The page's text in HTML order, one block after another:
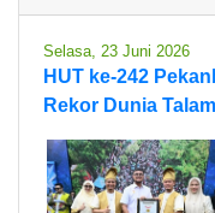
Selasa, 23 Juni 2026
HUT ke-242
Rekor Dunia